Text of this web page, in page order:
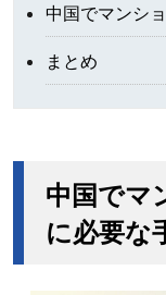
中国でマンシ
まとめ
中国でマ
に必要な